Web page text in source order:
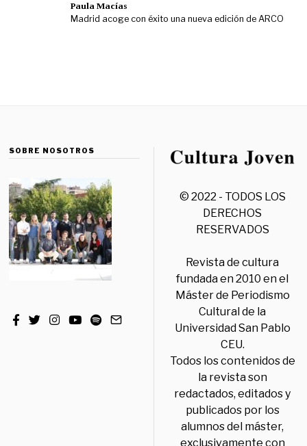
Paula Macías
Madrid acoge con éxito una nueva edición de ARCO
SOBRE NOSOTROS
© 2022 - TODOS LOS
DERECHOS
RESERVADOS
Revista de cultura
fundada en 2010 en el
Máster de Periodismo
Cultural de la
Universidad San Pablo
CEU.
Todos los contenidos de
la revista son
redactados, editados y
publicados por los
alumnos del máster,
exclusivamente con